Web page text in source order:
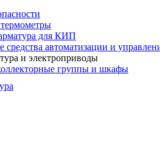
для КИП
средства автоматизации и
и электроприводы
группы и шкафы